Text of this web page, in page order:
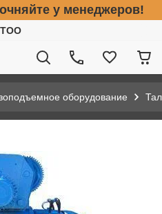
у менеджеров!
ТОО
оборудование